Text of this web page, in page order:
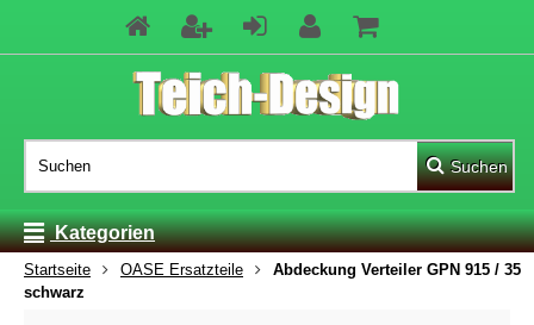
Suchen
Kategorien
Startseite OASE Ersatzteile
Abdeckung Verteiler GPN 915 / 35
schwarz